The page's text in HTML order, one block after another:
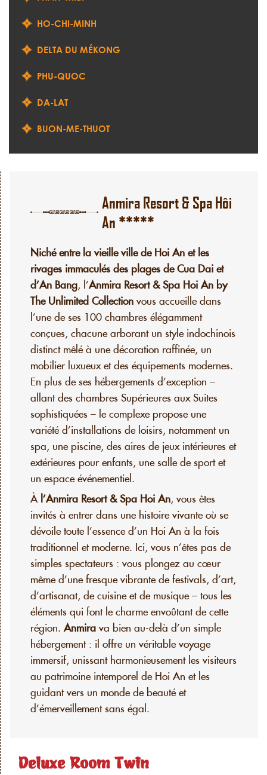
HO-CHI-MINH
DELTA DU MÉKONG
PHU-QUOC
DA-LAT
BUON-ME-THUOT
Anmira Resort & Spa Hôi
An *****
Niché entre la vieille ville de Hoi An et les
rivages immaculés des plages de Cua Dai et
d’An Bang, l’Anmira Resort & Spa Hoi An by
The Unlimited Collection vous accueille dans
l’une de ses 100 chambres élégamment
conçues, chacune arborant un style indochinois
distinct mêlé à une décoration raffinée, un
mobilier luxueux et des équipements modernes.
En plus de ses hébergements d’exception –
allant des chambres Supérieures aux Suites
sophistiquées – le complexe propose une
variété d’installations de loisirs, notamment un
spa, une piscine, des aires de jeux intérieures et
extérieures pour enfants, une salle de sport et
un espace événementiel.
À l’Anmira Resort & Spa Hoi An, vous êtes
invités à entrer dans une histoire vivante où se
dévoile toute l’essence d’un Hoi An à la fois
traditionnel et moderne. Ici, vous n’êtes pas de
simples spectateurs : vous plongez au cœur
même d’une fresque vibrante de festivals, d’art,
d’artisanat, de cuisine et de musique – tous les
éléments qui font le charme envoûtant de cette
région. Anmira va bien au-delà d’un simple
hébergement : il offre un véritable voyage
immersif, unissant harmonieusement les visiteurs
au patrimoine intemporel de Hoi An et les
guidant vers un monde de beauté et
d’émerveillement sans égal.
Deluxe Room Twin